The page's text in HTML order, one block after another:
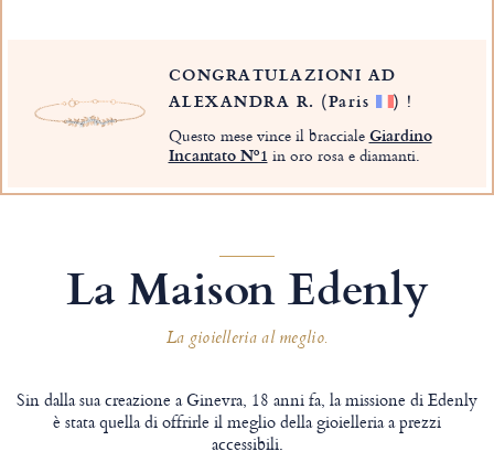
CONGRATULAZIONI AD
ALEXANDRA R. (Paris ) !
Questo mese vince il braccialeGiardino
Incantato Nº1 in oro rosa e diamanti.
La Maison Edenly
La gioielleria al meglio.
Sin dalla sua creazione a Ginevra, 18 anni fa, la missione di Edenly
è stata quella di offrirle il meglio della gioielleria a prezzi
accessibili.